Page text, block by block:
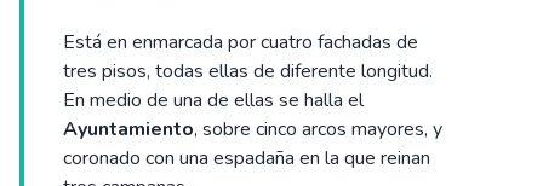
Está en enmarcada por cuatro fachadas de
tres pisos, todas ellas de diferente longitud.
En medio de una de ellas se halla el
Ayuntamiento, sobre cinco arcos mayores, y
coronado con una espadaña en la que reinan